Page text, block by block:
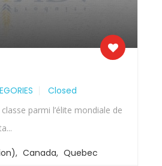
Closed
parmi l’élite mondiale de
, Canada, Quebec